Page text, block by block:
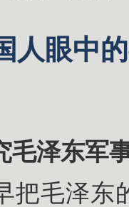
人眼中
毛泽东军
把毛泽东